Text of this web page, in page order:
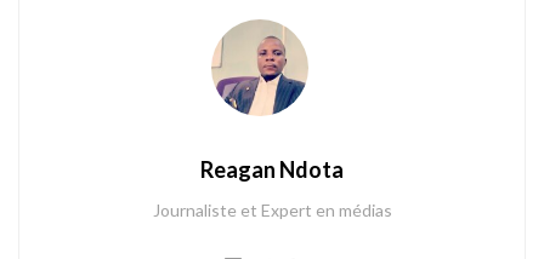
Reagan Ndota
Journaliste et Expert en médias